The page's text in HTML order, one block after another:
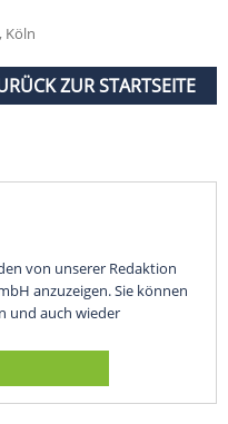
Köln
ZUR STARTSEITE
von unserer Redaktion
anzuzeigen. Sie können
und auch wieder